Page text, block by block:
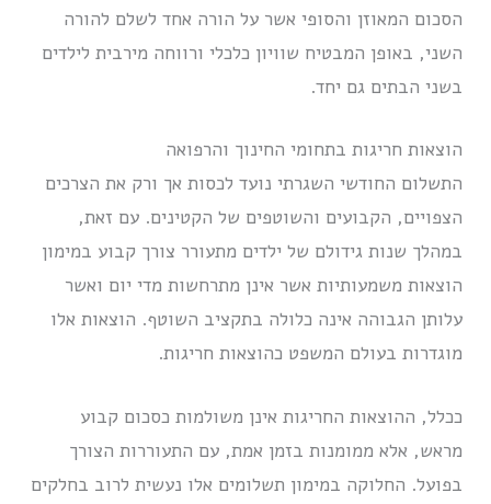
הסכום המאוזן והסופי אשר על הורה אחד לשלם להורה
השני, באופן המבטיח שוויון כלכלי ורווחה מירבית לילדים
בשני הבתים גם יחד.
הוצאות חריגות בתחומי החינוך והרפואה
התשלום החודשי השגרתי נועד לכסות אך ורק את הצרכים
הצפויים, הקבועים והשוטפים של הקטינים. עם זאת,
במהלך שנות גידולם של ילדים מתעורר צורך קבוע במימון
הוצאות משמעותיות אשר אינן מתרחשות מדי יום ואשר
עלותן הגבוהה אינה כלולה בתקציב השוטף. הוצאות אלו
מוגדרות בעולם המשפט כהוצאות חריגות.
ככלל, ההוצאות החריגות אינן משולמות כסכום קבוע
מראש, אלא ממומנות בזמן אמת, עם התעוררות הצורך
בפועל. החלוקה במימון תשלומים אלו נעשית לרוב בחלקים